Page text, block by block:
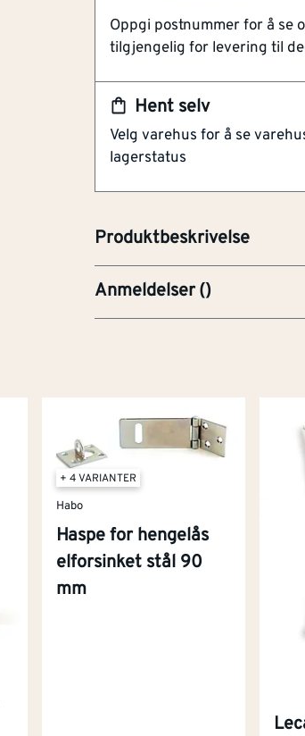
Hent selv
Velg varehus for å se
lagerstatus
Oppgi postnummer for å se
tilgjengelig for levering til
Produktbeskrivelse
Produsert av massiv
Innstillbar
Enkelboltet bøyle av stål
Praktisk og sporty hengelås
er utstyrt med innstillbar
Anmeldelser()
+ 4 VARIANTER
Habo
Haspe for hengelås
elforsinket stål 90
mm